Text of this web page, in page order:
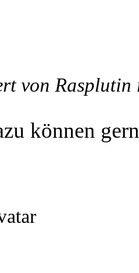
von Rasplutin
können